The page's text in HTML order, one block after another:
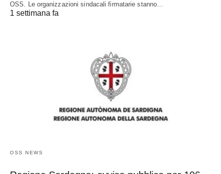
OSS. Le organizzazioni sindacali firmatarie stanno…
1 settimana fa
OSS NEWS